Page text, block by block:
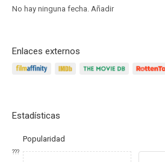
No hay ninguna fecha. Añadir
Enlaces externos
Estadísticas
Popularidad
???